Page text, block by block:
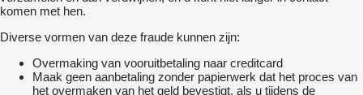
komen met hen.
Diverse vormen van deze fraude kunnen zijn:
Overmaking van vooruitbetaling naar creditcard
Maak geen aanbetaling zonder papierwerk dat het proces van
het overmaken van het geld bevestigt, als u tijdens de